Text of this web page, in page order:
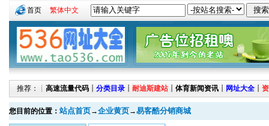
首页 繁体中文
推荐：┊ 高速流量代码 ┊ 分类目录 ┊ 耐迪斯建站 ┊ 体育新闻资讯 ┊ 网址大全 ┊
您目前的位置： 站点首页→企业黄页→易客酷分销商城